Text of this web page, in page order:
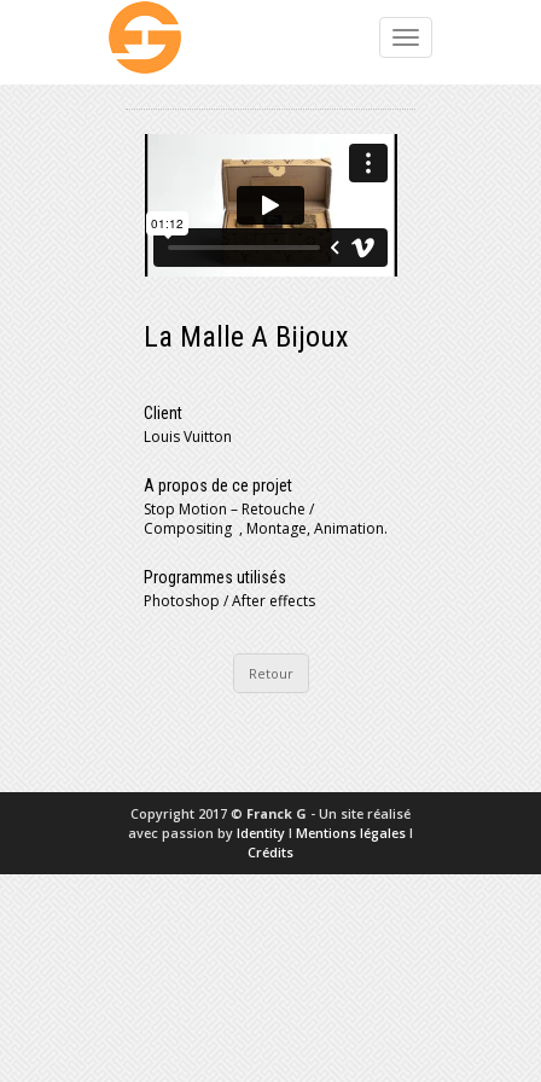
La Malle A Bijoux
Client
Louis Vuitton
A propos de ce projet
Stop Motion – Retouche /
Compositing , Montage, Animation.
Programmes utilisés
Photoshop / After effects
Retour
Copyright 2017 © Franck G - Un site réalisé
avec passion by Identity I Mentions légales I
Crédits